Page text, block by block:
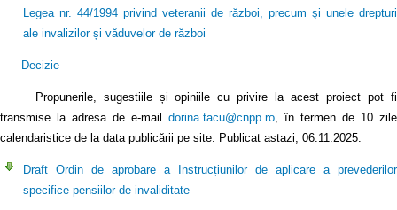
Legea nr. 44/1994 privind veteranii de război, precum şi unele drepturi
ale invalizilor și văduvelor de război
Decizie
Propunerile, sugestiile și opiniile cu privire la acest proiect pot fi
transmise la adresa de e-mail dorina.tacu@cnpp.ro , în termen de 10 zile
calendaristice de la data publicării pe site. Publicat astazi, 06.11.2025.
Draft Ordin de aprobare a Instrucțiunilor de aplicare a prevederilor
specifice pensiilor de invaliditate